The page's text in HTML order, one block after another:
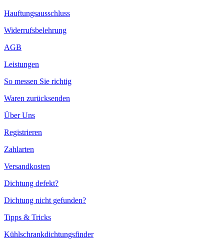
Hauftungsausschluss
Widerrufsbelehrung
AGB
Leistungen
So messen Sie richtig
Waren zurücksenden
Über Uns
Registrieren
Zahlarten
Versandkosten
Dichtung defekt?
Dichtung nicht gefunden?
Tipps & Tricks
Kühlschrankdichtungsfinder